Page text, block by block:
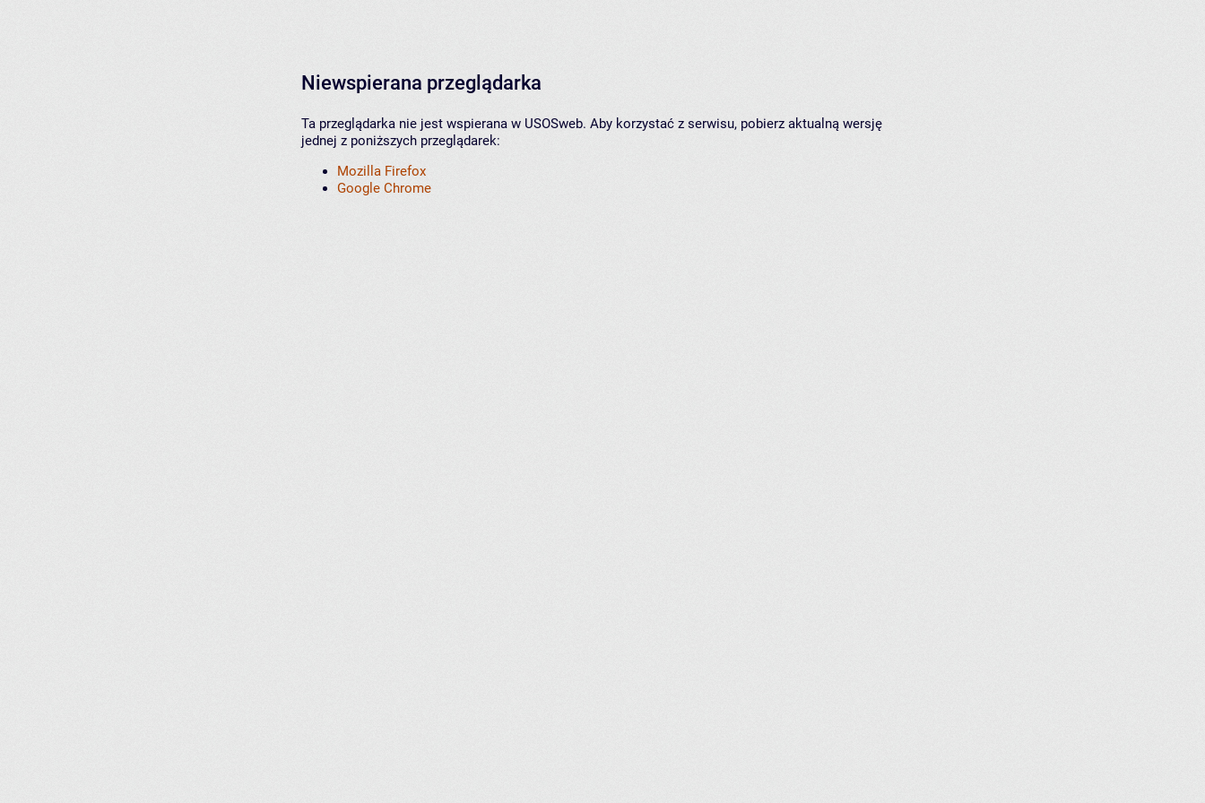
Niewspierana przeglądarka
Ta przeglądarka nie jest wspierana w USOSweb. Aby korzystać z serwisu, pobierz aktualną wersję
jednej z poniższych przeglądarek:
Mozilla Firefox
Google Chrome